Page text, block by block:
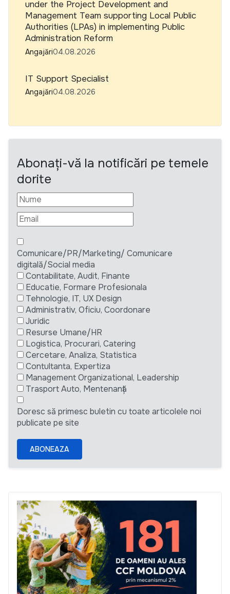
under the Project Development and
Management Team supporting Local Public
Authorities (LPAs) in implementing Public
Administration Reform
Angajări04.08.2026
IT Support Specialist
Angajări04.08.2026
Abonați-vă la notificări pe temele
dorite
Comunicare/PR/Marketing/ Comunicare
digitală/Social media
Contabilitate, Audit, Finante
Educatie, Formare Profesionala
Tehnologie, IT, UX Design
Administrativ, Oficiu, Coordonare
Juridic
Resurse Umane/HR
Logistica, Procurari, Catering
Cercetare, Analiza, Statistica
Contultanta, Expertiza
Management Organizational, Leadership
Trasport Auto, Mentenanță
Doresc să primesc buletin cu toate articolele noi
publicate pe site
ABONEAZA